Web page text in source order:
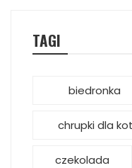
TAGI
biedronka
chrupki dla
czekolada